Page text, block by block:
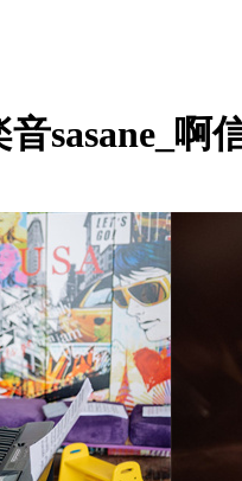
sasane_啊